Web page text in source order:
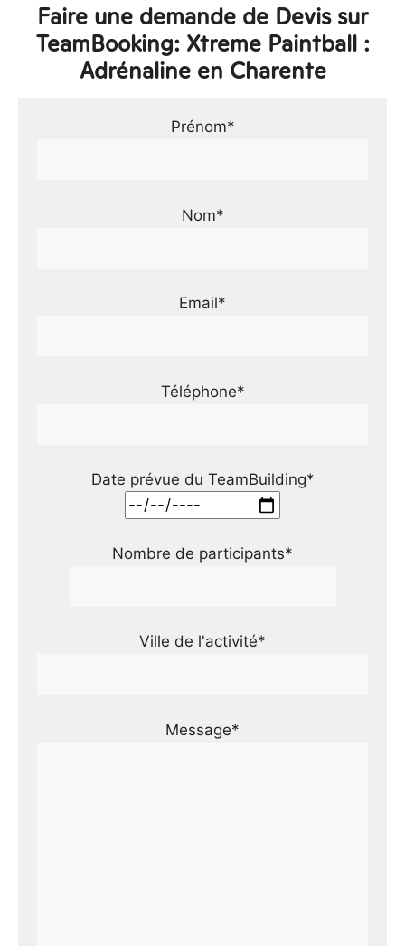
Faire une demande de Devis sur
TeamBooking: Xtreme Paintball :
Adrénaline en Charente
Prénom*
Nom*
Email*
Téléphone*
Date prévue du TeamBuilding*
Nombre de participants*
Ville de l'activité*
Message*